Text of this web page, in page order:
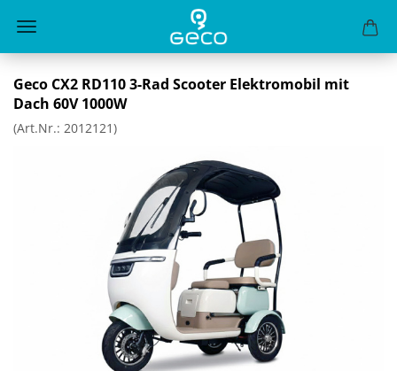
Geco CX2 RD110 3-Rad Scoo­ter Elek­tro­mo­bil mit
Dach 60V 1000W
(Art.Nr.: 2012121)